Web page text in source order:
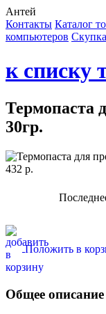
Антей
Контакты Каталог
компьютеров
к списку
Термопаста
30гр.
432 р.
Положить в
Общее описание